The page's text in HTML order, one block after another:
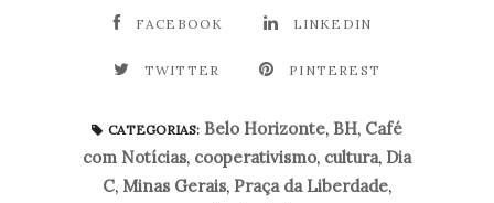
FACEBOOK LINKEDIN
TWITTER PINTEREST
CATEGORIAS: Belo Horizonte, BH, Café
com Notícias, cooperativismo, cultura, Dia
C, Minas Gerais, Praça da Liberdade,